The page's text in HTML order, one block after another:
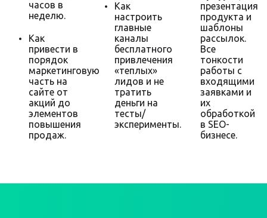
часов в
неделю.
Как
привести в
порядок
маркетинговую
часть на
сайте от
акций до
элементов
повышения
продаж.
Как
настроить
главные
каналы
бесплатного
привлечения
«теплых»
лидов и не
тратить
деньги на
тесты/
эксперименты.
презентация
продукта и
шаблоны
рассылок.
Все
тонкости
работы с
входящими
заявками и
их
обработкой
в SEO-
бизнесе.